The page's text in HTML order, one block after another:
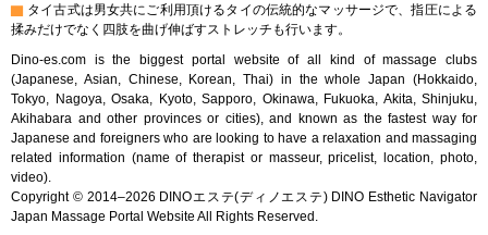
▇ タイ古式は男女共にご利用頂けるタイの伝統的なマッサージで、指圧による
揉みだけでなく四肢を曲げ伸ばすストレッチも行います。
Dino-es.com is the biggest portal website of all kind of massage clubs
(Japanese, Asian, Chinese, Korean, Thai) in the whole Japan (Hokkaido,
Tokyo, Nagoya, Osaka, Kyoto, Sapporo, Okinawa, Fukuoka, Akita, Shinjuku,
Akihabara and other provinces or cities), and known as the fastest way for
Japanese and foreigners who are looking to have a relaxation and massaging
related information (name of therapist or masseur, pricelist, location, photo,
video).
Copyright © 2014–2026 DINOエステ(ディノエステ) DINO Esthetic Navigator
Japan Massage Portal Website All Rights Reserved.